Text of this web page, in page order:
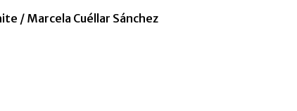
/ Marcela Cuéllar Sánchez